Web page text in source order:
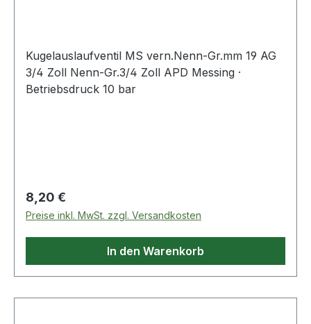
Kugelauslaufventil MS vern.Nenn-Gr.mm 19 AG
3/4 Zoll Nenn-Gr.3/4 Zoll APD Messing ·
Betriebsdruck 10 bar
Regulärer Preis:
8,20 €
Preise inkl. MwSt. zzgl. Versandkosten
In den Warenkorb